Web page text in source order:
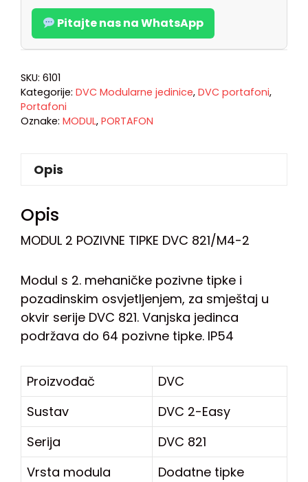
Pitajte nas na WhatsApp
SKU: 6101
Kategorije: DVC Modularne jedinice, DVC portafoni,
Portafoni
Oznake: MODUL, PORTAFON
Opis
Opis
MODUL 2 POZIVNE TIPKE DVC 821/M4-2
Modul s 2. mehaničke pozivne tipke i
pozadinskim osvjetljenjem, za smještaj u
okvir serije DVC 821. Vanjska jedinca
podržava do 64 pozivne tipke. IP54
Proizvođač
DVC
Sustav
DVC 2-Easy
Serija
DVC 821
Vrsta modula
Dodatne tipke